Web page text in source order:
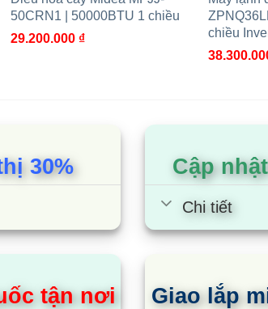
cục ngoài tối đa
50CRN1 | 50000BTU 1 chiều
29.200.000 ₫
chiều
30% Cập
Chi tiết
tận nơi Giao lắp